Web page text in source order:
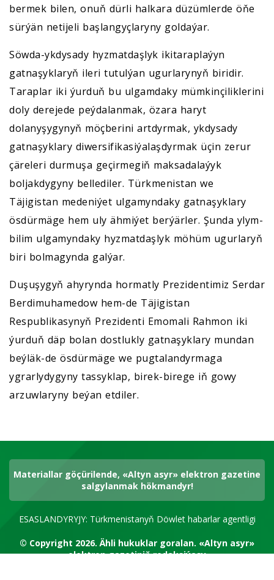
bermek bilen, onuň dürli halkara düzümlerde öňe
sürýän netijeli başlangyçlaryny goldaýar.
Söwda-ykdysady hyzmatdaşlyk ikitaraplaýyn
gatnaşyklaryň ileri tutulýan ugurlarynyň biridir.
Taraplar iki ýurduň bu ulgamdaky mümkinçiliklerini
doly derejede peýdalanmak, özara haryt
dolanyşygynyň möçberini artdyrmak, ykdysady
gatnaşyklary diwersifikasiýalaşdyrmak üçin zerur
çäreleri durmuşa geçirmegiň maksadalaýyk
boljakdygyny bellediler. Türkmenistan we
Täjigistan medeniýet ulgamyndaky gatnaşyklary
ösdürmäge hem uly ähmiýet berýärler. Şunda ylym-
bilim ulgamyndaky hyzmatdaşlyk möhüm ugurlaryň
biri bolmagynda galýar.
Duşuşygyň ahyrynda hormatly Prezidentimiz Serdar
Berdimuhamedow hem-de Täjigistan
Respublikasynyň Prezidenti Emomali Rahmon iki
ýurduň däp bolan dostlukly gatnaşyklary mundan
beýläk-de ösdürmäge we pugtalandyrmaga
ygrarlydygyny tassyklap, birek-birege iň gowy
arzuwlaryny beýan etdiler.
Materiallar göçürilende, «Altyn asyr» elektron gazetine
salgylanmak hökmandyr!
ESASLANDYRYJY: Türkmenistanyň Döwlet habarlar agentligi
© Copyright 2026.Ähli hukuklar goralan. «Altyn asyr»
elektron gazetiniň redaksiýasy